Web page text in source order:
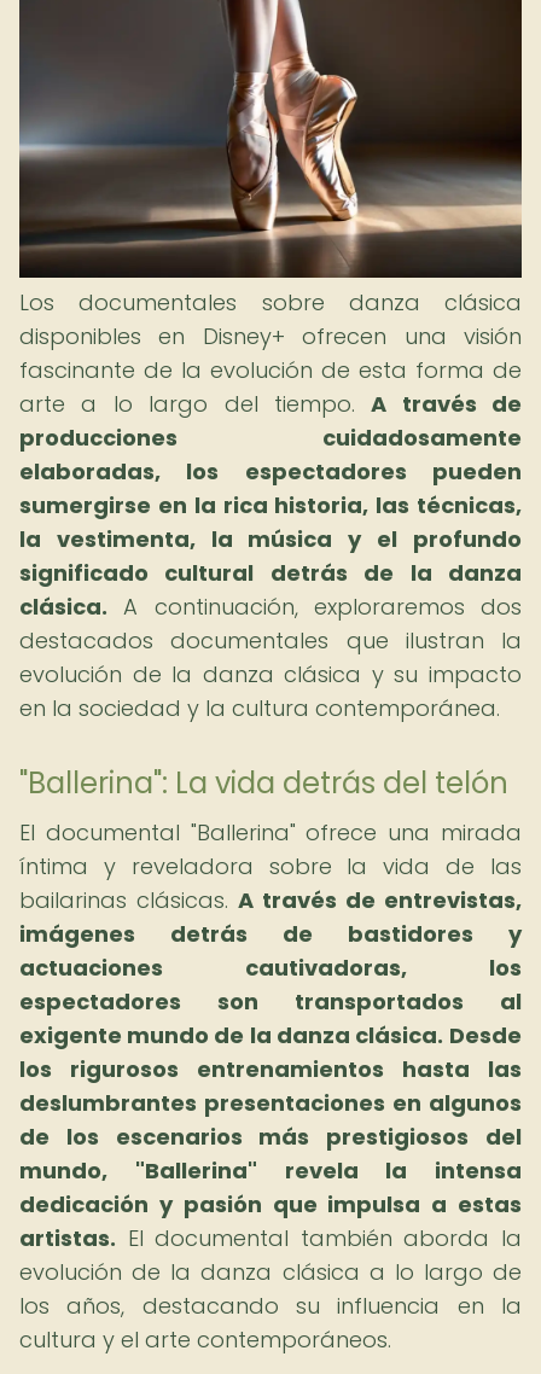
Los documentales sobre danza clásica
disponibles en Disney+ ofrecen una visión
fascinante de la evolución de esta forma de
arte a lo largo del tiempo.A través de
producciones cuidadosamente
elaboradas, los espectadores pueden
sumergirse en la rica historia, las técnicas,
la vestimenta, la música y el profundo
significado cultural detrás de la danza
clásica. A continuación, exploraremos dos
destacados documentales que ilustran la
evolución de la danza clásica y su impacto
en la sociedad y la cultura contemporánea.
"Ballerina": La vida detrás del telón
El documental "Ballerina" ofrece una mirada
íntima y reveladora sobre la vida de las
bailarinas clásicas. A través de entrevistas,
imágenes detrás de bastidores y
actuaciones cautivadoras, los
espectadores son transportados al
exigente mundo de la danza clásica. Desde
los rigurosos entrenamientos hasta las
deslumbrantes presentaciones en algunos
de los escenarios más prestigiosos del
mundo, "Ballerina" revela la intensa
dedicación y pasión que impulsa a estas
artistas. El documental también aborda la
evolución de la danza clásica a lo largo de
los años, destacando su influencia en la
cultura y el arte contemporáneos.